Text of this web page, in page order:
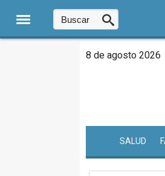
8 de agosto 2026
SALUD